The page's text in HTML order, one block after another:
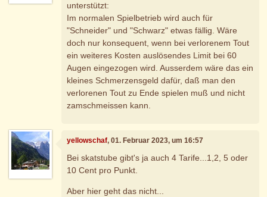
unterstützt:
Im normalen Spielbetrieb wird auch für
"Schneider" und "Schwarz" etwas fällig. Wäre
doch nur konsequent, wenn bei verlorenem Tout
ein weiteres Kosten auslösendes Limit bei 60
Augen eingezogen wird. Ausserdem wäre das ein
kleines Schmerzensgeld dafür, daß man den
verlorenen Tout zu Ende spielen muß und nicht
zamschmeissen kann.
yellowschaf, 01. Februar 2023, um 16:57
Bei skatstube gibt's ja auch 4 Tarife...1,2, 5 oder
10 Cent pro Punkt.
Aber hier geht das nicht...